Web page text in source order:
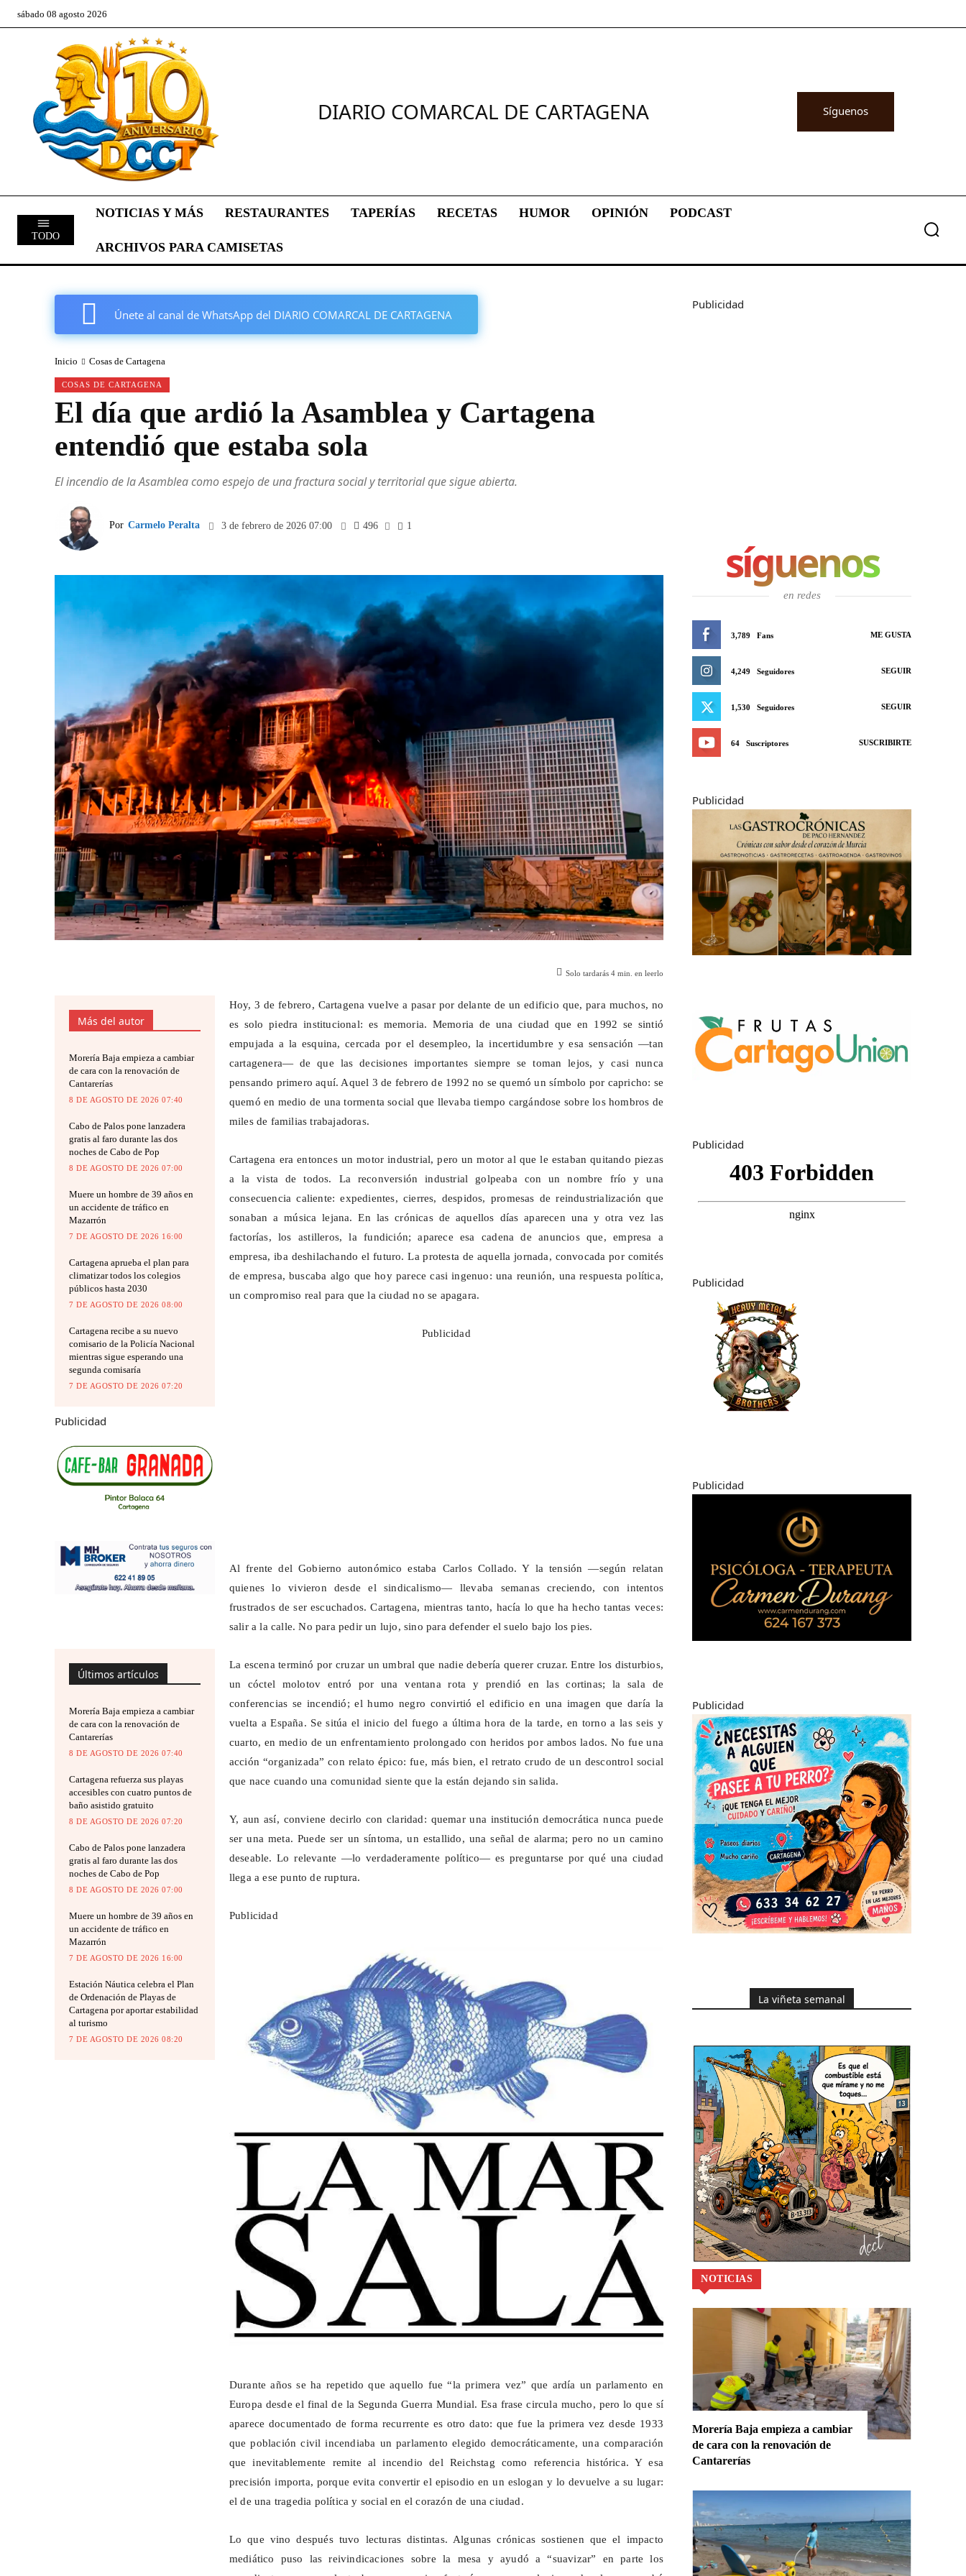
sábado 08 agosto 2026
DIARIO COMARCAL DE CARTAGENA Síguenos
TODO
NOTICIAS Y MÁS RESTAURANTES TAPERÍAS RECETAS HUMOR OPINIÓN PODCAST
ARCHIVOS PARA CAMISETAS
Únete al canal de WhatsApp del DIARIO COMARCAL DE CARTAGENA
Inicio Cosas de Cartagena
COSAS DE CARTAGENA
El día que ardió la Asamblea y Cartagena
entendió que estaba sola
El incendio de la Asamblea como espejo de una fractura social y territorial que sigue abierta.
Por Carmelo Peralta 3 de febrero de 2026 07:00 496 1
Solo tardarás4 min. en leerlo
Más del autor
Morería Baja empieza a cambiar
de cara con la renovación de
Cantarerías
8 DE AGOSTO DE 2026 07:40
Cabo de Palos pone lanzadera
gratis al faro durante las dos
noches de Cabo de Pop
8 DE AGOSTO DE 2026 07:00
Muere un hombre de 39 años en
un accidente de tráfico en
Mazarrón
7 DE AGOSTO DE 2026 16:00
Cartagena aprueba el plan para
climatizar todos los colegios
públicos hasta 2030
7 DE AGOSTO DE 2026 08:00
Cartagena recibe a su nuevo
comisario de la Policía Nacional
mientras sigue esperando una
segunda comisaría
7 DE AGOSTO DE 2026 07:20
Publicidad
Últimos artículos
Morería Baja empieza a cambiar
de cara con la renovación de
Cantarerías
8 DE AGOSTO DE 2026 07:40
Cartagena refuerza sus playas
accesibles con cuatro puntos de
baño asistido gratuito
8 DE AGOSTO DE 2026 07:20
Cabo de Palos pone lanzadera
gratis al faro durante las dos
noches de Cabo de Pop
8 DE AGOSTO DE 2026 07:00
Muere un hombre de 39 años en
un accidente de tráfico en
Mazarrón
7 DE AGOSTO DE 2026 16:00
Estación Náutica celebra el Plan
de Ordenación de Playas de
Cartagena por aportar estabilidad
al turismo
7 DE AGOSTO DE 2026 08:20
Hoy, 3 de febrero, Cartagena vuelve a pasar por delante de un edificio que, para muchos, no
es solo piedra institucional: es memoria. Memoria de una ciudad que en 1992 se sintió
empujada a la esquina, cercada por el desempleo, la incertidumbre y esa sensación —tan
cartagenera— de que las decisiones importantes siempre se toman lejos, y casi nunca
pensando primero aquí. Aquel 3 de febrero de 1992 no se quemó un símbolo por capricho: se
quemó en medio de una tormenta social que llevaba tiempo cargándose sobre los hombros de
miles de familias trabajadoras.
Cartagena era entonces un motor industrial, pero un motor al que le estaban quitando piezas
a la vista de todos. La reconversión industrial golpeaba con un nombre frío y una
consecuencia caliente: expedientes, cierres, despidos, promesas de reindustrialización que
sonaban a música lejana. En las crónicas de aquellos días aparecen una y otra vez las
factorías, los astilleros, la fundición; aparece esa cadena de anuncios que, empresa a
empresa, iba deshilachando el futuro. La protesta de aquella jornada, convocada por comités
de empresa, buscaba algo que hoy parece casi ingenuo: una reunión, una respuesta política,
un compromiso real para que la ciudad no se apagara.
Publicidad
Al frente del Gobierno autonómico estaba Carlos Collado. Y la tensión —según relatan
quienes lo vivieron desde el sindicalismo— llevaba semanas creciendo, con intentos
frustrados de ser escuchados. Cartagena, mientras tanto, hacía lo que ha hecho tantas veces:
salir a la calle. No para pedir un lujo, sino para defender el suelo bajo los pies.
La escena terminó por cruzar un umbral que nadie debería querer cruzar. Entre los disturbios,
un cóctel molotov entró por una ventana rota y prendió en las cortinas; la sala de
conferencias se incendió; el humo negro convirtió el edificio en una imagen que daría la
vuelta a España. Se sitúa el inicio del fuego a última hora de la tarde, en torno a las seis y
cuarto, en medio de un enfrentamiento prolongado con heridos por ambos lados. No fue una
acción “organizada” con relato épico: fue, más bien, el retrato crudo de un descontrol social
que nace cuando una comunidad siente que la están dejando sin salida.
Y, aun así, conviene decirlo con claridad: quemar una institución democrática nunca puede
ser una meta. Puede ser un síntoma, un estallido, una señal de alarma; pero no un camino
deseable. Lo relevante —lo verdaderamente político— es preguntarse por qué una ciudad
llega a ese punto de ruptura.
Publicidad
Durante años se ha repetido que aquello fue “la primera vez” que ardía un parlamento en
Europa desde el final de la Segunda Guerra Mundial. Esa frase circula mucho, pero lo que sí
aparece documentado de forma recurrente es otro dato: que fue la primera vez desde 1933
que población civil incendiaba un parlamento elegido democráticamente, una comparación
que inevitablemente remite al incendio del Reichstag como referencia histórica. Y esa
precisión importa, porque evita convertir el episodio en un eslogan y lo devuelve a su lugar:
el de una tragedia política y social en el corazón de una ciudad.
Lo que vino después tuvo lecturas distintas. Algunas crónicas sostienen que el impacto
mediático puso las reivindicaciones sobre la mesa y ayudó a “suavizar” en parte los
Publicidad
síguenos
en redes
3,789 Fans ME GUSTA
4,249 Seguidores SEGUIR
1,530 Seguidores SEGUIR
64 Suscriptores SUSCRIBIRTE
Publicidad
Publicidad
Publicidad
Publicidad
Publicidad
La viñeta semanal
NOTICIAS
Morería Baja empieza a cambiar
de cara con la renovación de
Cantarerías